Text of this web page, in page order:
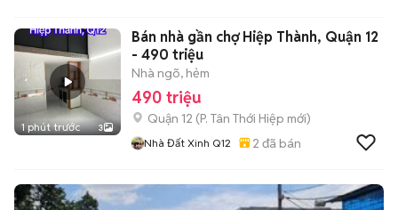
1 phút trước 3
Bán nhà gần chợ Hiệp Thành, Quận 12
- 490 triệu
Nhà ngõ, hẻm
490 triệu
Quận 12 (P. Tân Thới Hiệp mới)
Nhà Đất Xinh Q12 2 đã bán